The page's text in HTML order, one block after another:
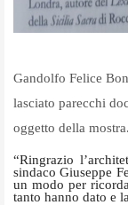
Gandolfo Felice
lasciato parecchi
oggetto della mostra.
“Ringrazio
sindaco Giuseppe
un modo per
tanto hanno dato e